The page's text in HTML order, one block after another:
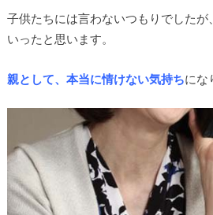
子供たちには言わないつもりでした
いったと思います。
親として、本当に情けない気持ちにな